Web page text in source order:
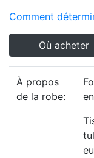
Comment
Où acheter
À propos
de la robe: